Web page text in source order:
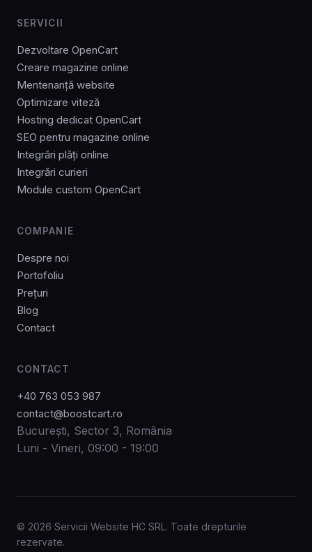
SERVICII
Dezvoltare OpenCart
Creare magazine online
Mentenanță website
Optimizare viteză
Hosting dedicat OpenCart
SEO pentru magazine online
Integrări plăți online
Integrări curieri
Module custom OpenCart
COMPANIE
Despre noi
Portofoliu
Prețuri
Blog
Contact
CONTACT
+40 763 053 987
contact@boostcart.ro
București, Sector 3, România
Luni - Vineri, 09:00 - 19:00
© 2026 Servicii Website HC SRL. Toate drepturile
rezervate.